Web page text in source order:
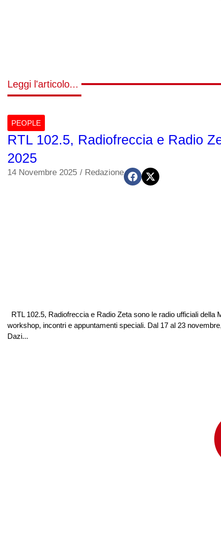
Leggi l'articolo...
PEOPLE
RTL 102.5, Radiofreccia e Radio
2025
14 Novembre 2025 / Redazione
RTL 102.5, Radiofreccia e Radio Zeta sono le radio ufficiali
workshop, incontri e appuntamenti speciali. Dal 17 al 23
Dazi...